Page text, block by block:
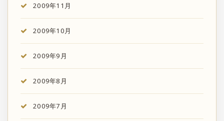
2009年11月
2009年10月
2009年9月
2009年8月
2009年7月